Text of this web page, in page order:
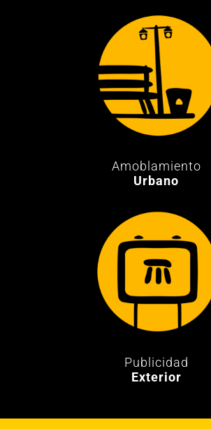
Amoblamiento
Urbano
Publicidad
Exterior